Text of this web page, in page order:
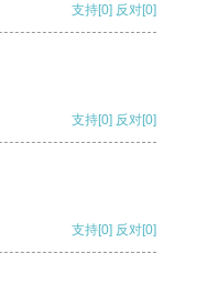
支持[0] 反对[0]
支持[0] 反对[0]
支持[0] 反对[0]